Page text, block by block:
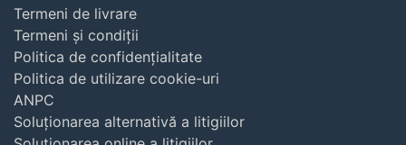
Termeni de livrare
Termeni și condiții
Politica de confidențialitate
Politica de utilizare cookie-uri
ANPC
Soluționarea alternativă a litigiilor